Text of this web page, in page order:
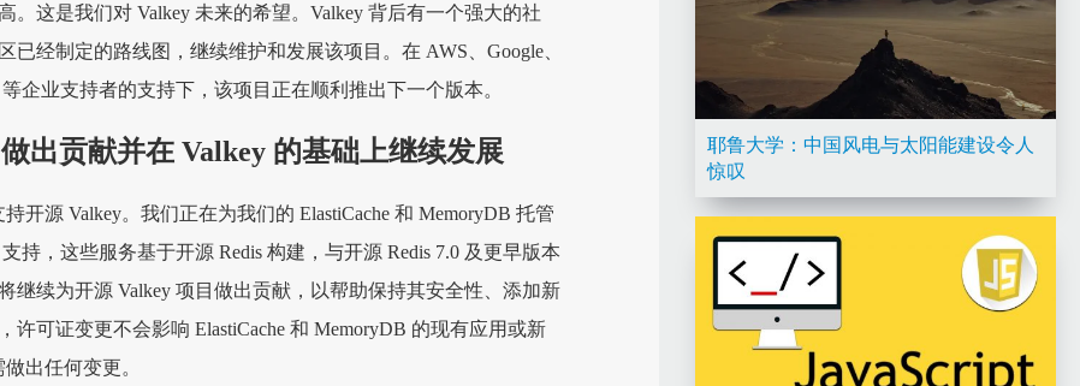
。这是我们对 Valkey 未来的希望。Valkey 背后有一个强大的社
已经制定的路线图，继续维护和发展该项目。在 AWS、Google、
等企业支持者的支持下，该项目正在顺利推出下一个版本。
出贡献并在 Valkey 的基础上继续发展
开源 Valkey。我们正在为我们的 ElastiCache 和 MemoryDB 托管
持，这些服务基于开源 Redis 构建，与开源 Redis 7.0 及更早版本
继续为开源 Valkey 项目做出贡献，以帮助保持其安全性、添加新
许可证变更不会影响 ElastiCache 和 MemoryDB 的现有应用或新
出任何变更。
耶鲁大学：中国风电与太阳能建设令人
惊叹